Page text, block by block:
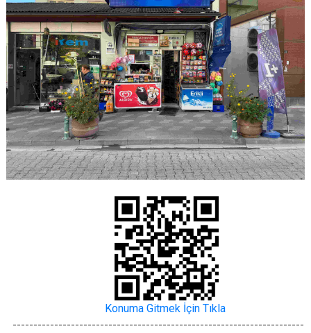
Konuma Gitmek İçin Tıkla
----------------------------------------------------------------------